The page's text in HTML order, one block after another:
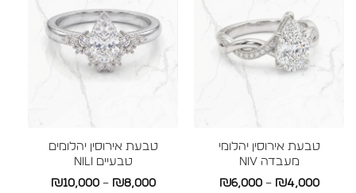
טבעת אירוסין יהלומי
מעבדה NIV
₪4,000
–
₪6,000
טבעת אירוסין יהלומים
טבעיים NILI
₪8,000
–
₪10,000